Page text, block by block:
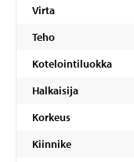
Virta
Teho
Kotelointiluokka
Halkaisija
Korkeus
Kiinnike